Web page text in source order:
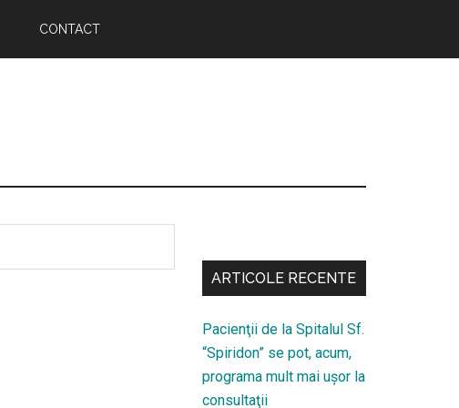
CONTACT
secundara
ARTICOLE RECENTE
Pacienţii de la Spitalul Sf.
“Spiridon” se pot, acum,
programa mult mai uşor la
consultaţii